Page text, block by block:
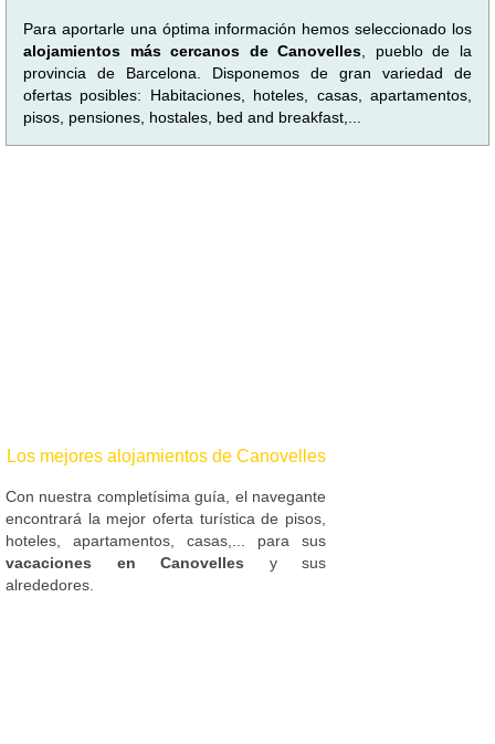
Para aportarle una óptima información hemos seleccionado los
alojamientos más cercanos de Canovelles , pueblo de la
provincia de Barcelona. Disponemos de gran variedad de
ofertas posibles: Habitaciones, hoteles, casas, apartamentos,
pisos, pensiones, hostales, bed and breakfast,...
Los mejores alojamientos de Canovelles
Con nuestra completísima guía, el navegante
encontrará la mejor oferta turística de pisos,
hoteles, apartamentos, casas,... para sus
vacaciones en Canovelles y sus
alrededores.